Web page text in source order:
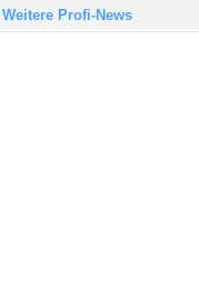
Weitere Profi-News